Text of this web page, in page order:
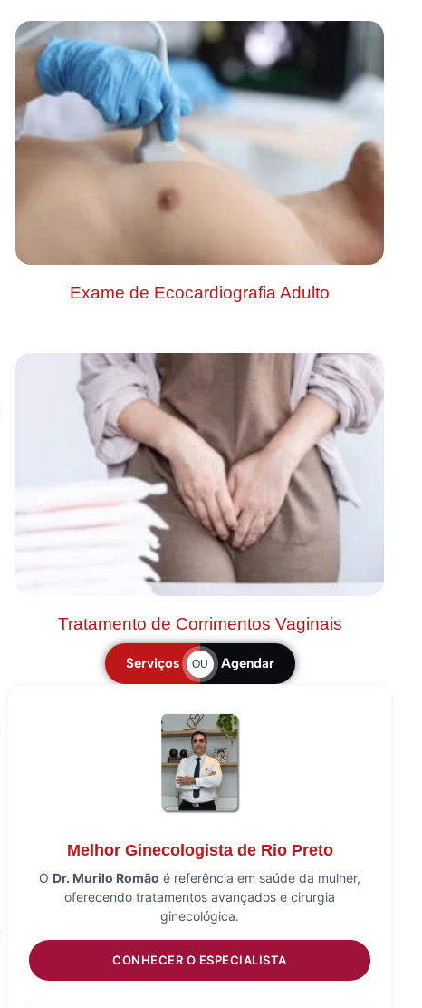
Exame de Ecocardiografia Adulto
Tratamento de Corrimentos Vaginais
Serviços OU Agendar
Melhor Ginecologista de Rio Preto
O Dr. Murilo Romão é referência em saúde da mulher,
oferecendo tratamentos avançados e cirurgia
ginecológica.
CONHECER O ESPECIALISTA